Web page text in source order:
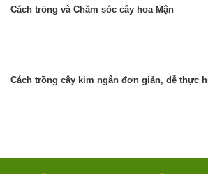
Cách trồng và Chăm sóc cây hoa Mận
Cách trồng cây kim ngân đơn giản, dễ thực